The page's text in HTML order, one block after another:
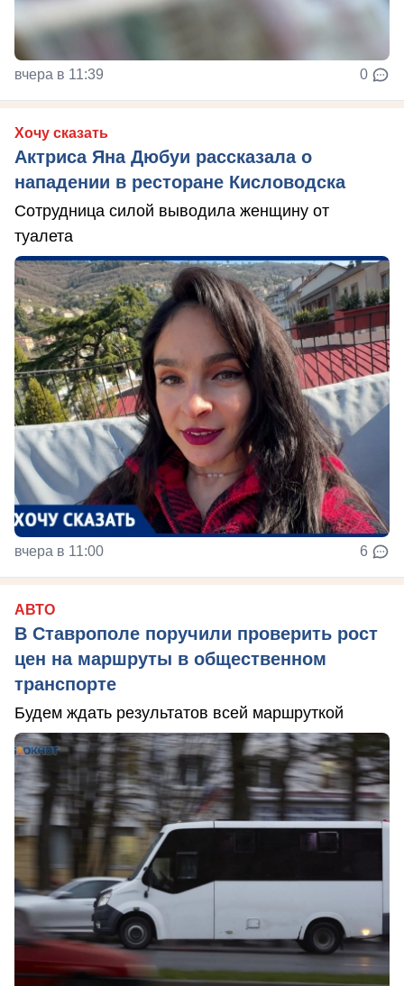
вчера в 11:39 0
Хочу сказать
Актриса Яна Дюбуи рассказала о
нападении в ресторане Кисловодска
Сотрудница силой выводила женщину от
туалета
вчера в 11:00 6
АВТО
В Ставрополе поручили проверить рост
цен на маршруты в общественном
транспорте
Будем ждать результатов всей маршруткой